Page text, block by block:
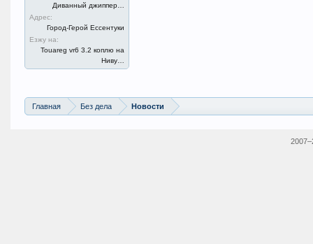
Диванный джиппер…
Адрес:
Город-Герой Ессентуки
Езжу на:
Touareg vr6 3.2 коплю на
Ниву…
Главная Без дела Новости
2007–